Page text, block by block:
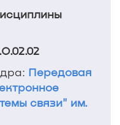
Передовая
связи" им.